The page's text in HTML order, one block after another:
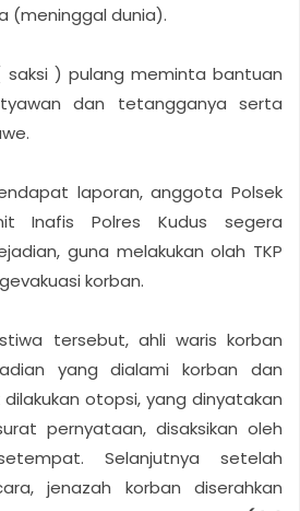
(meninggal dunia).
saksi ) pulang meminta bantuan
dan tetangganya serta
laporan, anggota Polsek
Inafis Polres Kudus segera
guna melakukan olah TKP
korban.
tersebut, ahli waris korban
yang dialami korban dan
otopsi, yang dinyatakan
pernyataan, disaksikan oleh
Selanjutnya setelah
jenazah korban diserahkan